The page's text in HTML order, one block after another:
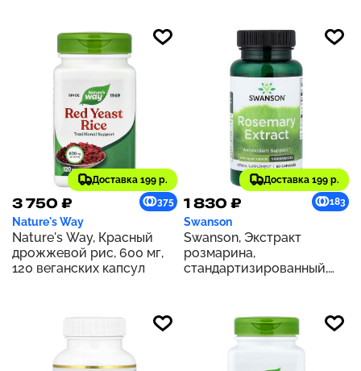
Доставка 199 р.
3 750 ₽ 375
Nature's Way
Nature's Way, Красный
дрожжевой рис, 600 мг,
120 веганских капсул
Доставка 199 р.
1 830 ₽ 183
Swanson
Swanson, Экстракт
розмарина,
стандартизированный,